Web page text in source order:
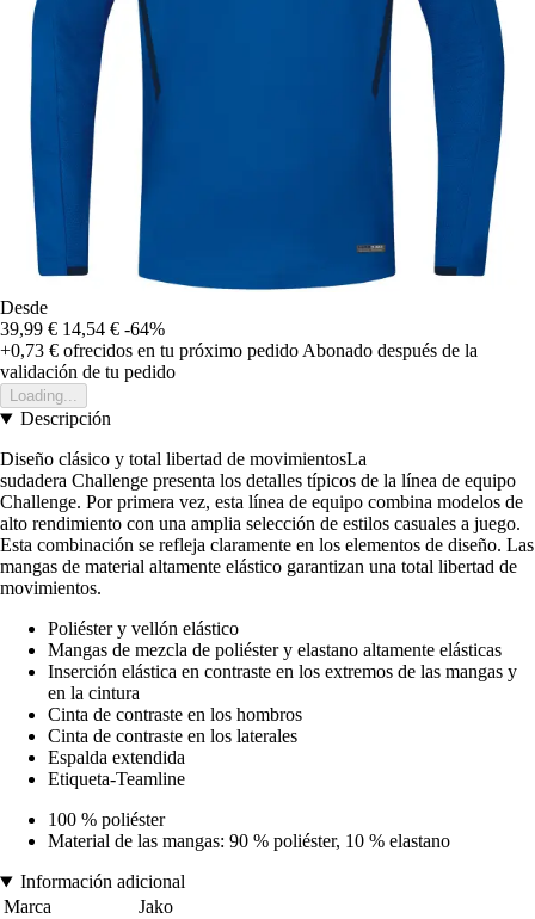
Desde
39,99 € 14,54 € -64%
+0,73 € ofrecidos en tu próximo pedido Abonado después de la
validación de tu pedido
Loading...
Descripción
Diseño clásico y total libertad de movimientosLa
sudadera Challenge presenta los detalles típicos de la línea de equipo
Challenge. Por primera vez, esta línea de equipo combina modelos de
alto rendimiento con una amplia selección de estilos casuales a juego.
Esta combinación se refleja claramente en los elementos de diseño. Las
mangas de material altamente elástico garantizan una total libertad de
movimientos.
Poliéster y vellón elástico
Mangas de mezcla de poliéster y elastano altamente elásticas
Inserción elástica en contraste en los extremos de las mangas y
en la cintura
Cinta de contraste en los hombros
Cinta de contraste en los laterales
Espalda extendida
Etiqueta-Teamline
100 % poliéster
Material de las mangas: 90 % poliéster, 10 % elastano
Información adicional
Marca
Jako